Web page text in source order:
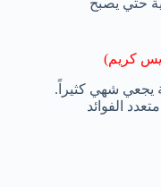
حتي يصبح
يجعي شهي كثيراً.
الفوائد